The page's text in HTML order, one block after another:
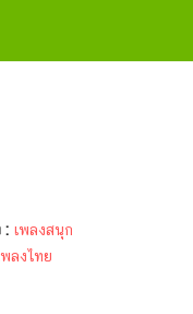
: เพลงสนุก
พลงไทย